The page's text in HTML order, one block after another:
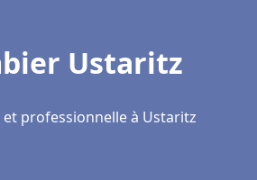
Ustaritz
professionnelle à Ustaritz